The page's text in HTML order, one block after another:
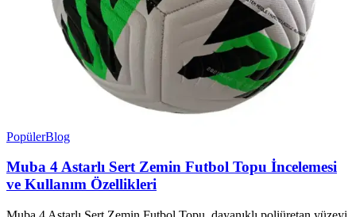
PopülerBlog
Muba 4 Astarlı Sert Zemin Futbol Topu İncelemesi
ve Kullanım Özellikleri